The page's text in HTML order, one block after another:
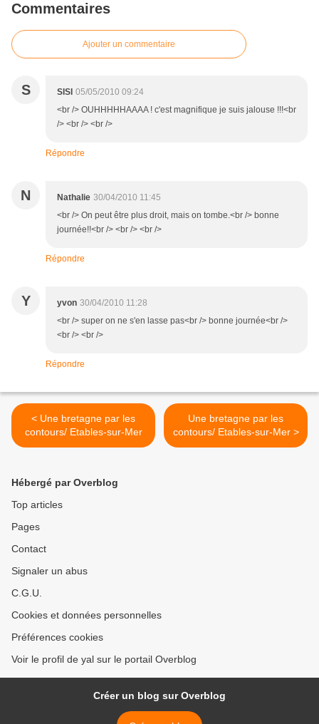
Commentaires
Ajouter un commentaire
S SISI 05/05/2010 09:24
<br /> OUHHHHHAAAA ! c'est magnifique je suis jalouse !!!<br
/> <br /> <br />
Répondre
N Nathalie 30/04/2010 11:45
<br /> On peut être plus droit, mais on tombe.<br /> bonne
journée!!<br /> <br /> <br />
Répondre
Y yvon 30/04/2010 11:28
<br /> super on ne s'en lasse pas<br /> bonne journée<br />
<br /> <br />
Répondre
< Une bretagne par les
contours/ Etables-sur-Mer
Une bretagne par les
contours/ Etables-sur-Mer >
Hébergé par Overblog
Top articles
Pages
Contact
Signaler un abus
C.G.U.
Cookies et données personnelles
Préférences cookies
Voir le profil de yal sur le portail Overblog
Créer un blog sur Overblog